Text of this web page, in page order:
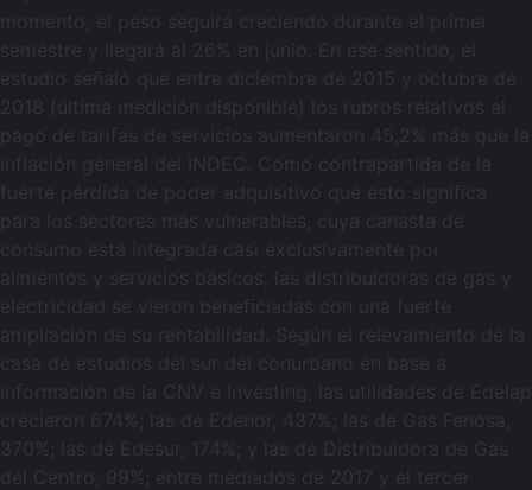
momento, el peso seguirá creciendo durante el primer
semestre y llegará al 26% en junio. En ese sentido, el
estudio señaló que entre diciembre de 2015 y octubre de
2018 (última medición disponible) los rubros relativos al
pago de tarifas de servicios aumentaron 45,2% más que la
inflación general del INDEC. Como contrapartida de la
fuerte pérdida de poder adquisitivo que esto significa
para los sectores más vulnerables, cuya canasta de
consumo está integrada casi exclusivamente por
alimentos y servicios básicos, las distribuidoras de gas y
electricidad se vieron beneficiadas con una fuerte
ampliación de su rentabilidad. Según el relevamiento de la
casa de estudios del sur del conurbano en base a
información de la CNV e Investing, las utilidades de Edelap
crecieron 674%; las de Edenor, 437%; las de Gas Fenosa,
370%; las de Edesur, 174%; y las de Distribuidora de Gas
del Centro, 99%; entre mediados de 2017 y el tercer